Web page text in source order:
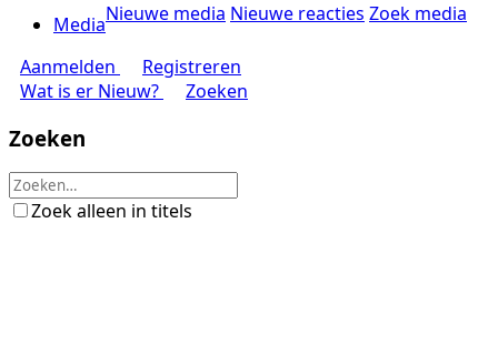
MediaNieuwe media Nieuwe reacties Zoek media
Aanmelden
Registreren
Wat is er Nieuw?
Zoeken
Zoeken
Zoek alleen in titels